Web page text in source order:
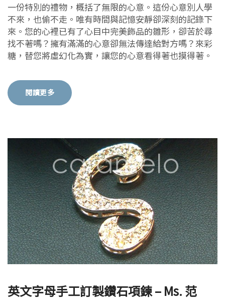
一份特別的禮物，概括了無限的心意。這份心意別人學
不來，也偷不走。唯有時間與記憶安靜卻深刻的記錄下
來。您的心裡已有了心目中完美飾品的雛形，卻苦於尋
找不著嗎？擁有滿滿的心意卻無法傳達給對方嗎？來彩
糖，替您將虛幻化為實，讓您的心意看得著也摸得著。
閱讀更多
英文字母手工訂製鑽石項鍊 – Ms. 范